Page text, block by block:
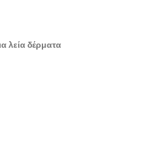
λεία δέρματα